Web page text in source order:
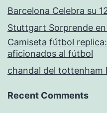
Barcelona Celebra su
Stuttgart Sorprende en
Camiseta fútbol
aficionados al fútbol
chandal del tottenham
Recent Comments